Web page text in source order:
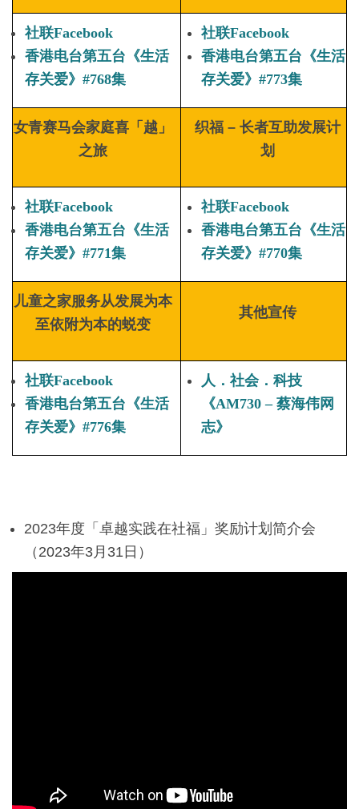
社联Facebook
香港电台第五台《生活
存关爱》#768集
社联Facebook
香港电台第五台《生活
存关爱》#773集
女青赛马会家庭喜「越」
之旅
织福 – 长者互助发展计
划
社联Facebook
香港电台第五台《生活
存关爱》#771集
社联Facebook
香港电台第五台《生活
存关爱》#770集
儿童之家服务从发展为本
至依附为本的蜕变
其他宣传
社联Facebook
香港电台第五台《生活
存关爱》#776集
人．社会．科技
《AM730 – 蔡海伟网
志》
2023年度「卓越实践在社福」奖励计划简介会
（2023年3月31日）